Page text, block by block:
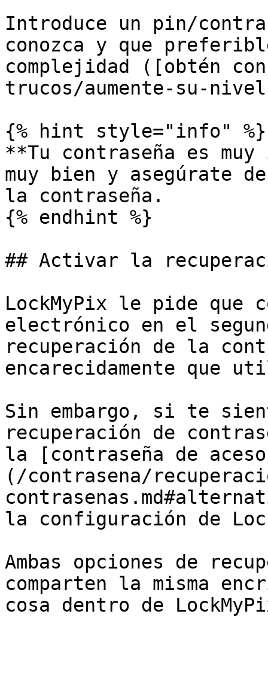
Introduce un pin/
conozca y que
complejidad ([obtén
trucos/aumente-su-
{% hint style="info" %}
**Tu contraseña es
muy bien y asegúrate
la contraseña.
{% endhint %}
## Activar la
LockMyPix le pide que
electrónico en el
recuperación de la
encarecidamente que
Sin embargo, si te
recuperación de
la [contraseña de
(/contrasena/
la configuración de
Ambas opciones de
comparten la misma